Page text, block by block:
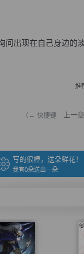
出现在自己身边的
推
（← 快捷键 上一章
写的很棒，送朵鲜花！
我有0朵送出一朵